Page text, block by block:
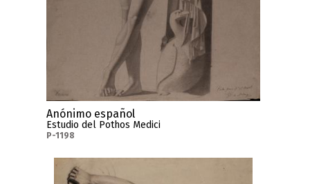
Anónimo español
Estudio del Pothos Medici
P-1198